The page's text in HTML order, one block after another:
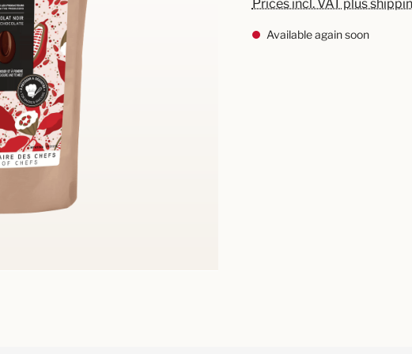
Prices incl. VAT plus
Available again soon